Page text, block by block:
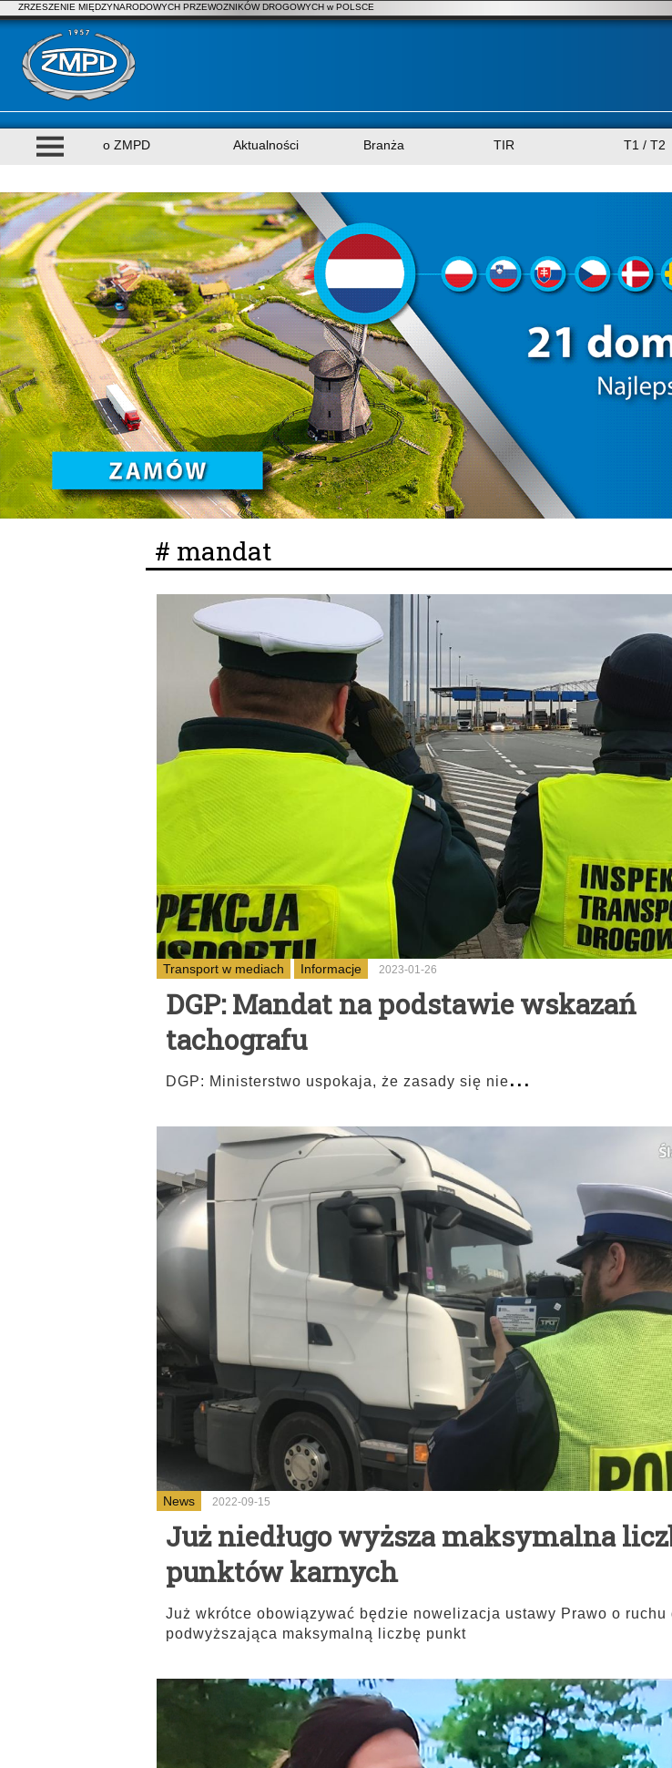
ZRZESZENIE MIĘDZYNARODOWYCH PRZEWOZNIKÓW DROGOWYCH w POLSCE
o ZMPD Aktualności Branża TIR T1 / T2
# mandat
Transport w mediach Informacje 2023-01-26
DGP: Mandat na podstawie wskazań
tachografu
DGP: Ministerstwo uspokaja, że zasady się nie...
News 2022-09-15
Już niedługo wyższa maksymalna
punktów karnych
Już wkrótce obowiązywać będzie nowelizacja ustawy Prawo o ruchu
podwyższająca maksymalną liczbę punkt